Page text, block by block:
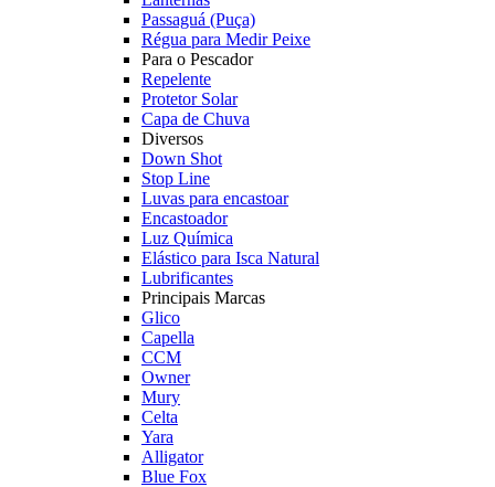
Passaguá (Puça)
Régua para Medir Peixe
Para o Pescador
Repelente
Protetor Solar
Capa de Chuva
Diversos
Down Shot
Stop Line
Luvas para encastoar
Encastoador
Luz Química
Elástico para Isca Natural
Lubrificantes
Principais Marcas
Glico
Capella
CCM
Owner
Mury
Celta
Yara
Alligator
Blue Fox